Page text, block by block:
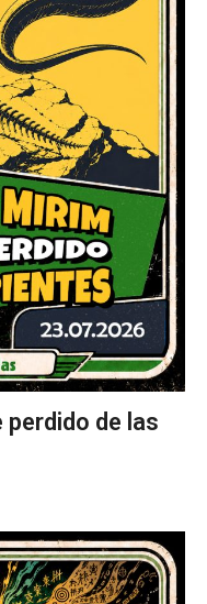
de las